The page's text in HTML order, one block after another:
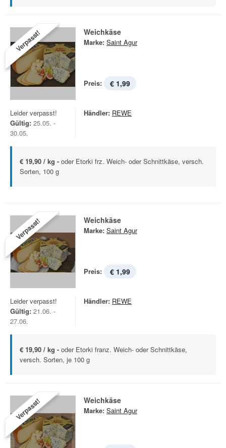
Verpasst! Weichkäse
Marke: Saint Agur
Preis: € 1,99
Leider verpasst!
Gültig: 25.05. -
30.05.
Händler: REWE
€ 19,90 / kg - oder Etorki frz. Weich- oder Schnittkäse, versch.
Sorten, 100 g
Verpasst! Weichkäse
Marke: Saint Agur
Preis: € 1,99
Leider verpasst!
Gültig: 21.06. -
27.06.
Händler: REWE
€ 19,90 / kg - oder Etorki franz. Weich- oder Schnittkäse,
versch. Sorten, je 100 g
Verpasst! Weichkäse
Marke: Saint Agur